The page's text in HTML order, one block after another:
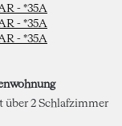
über 2 Schlafzimmer